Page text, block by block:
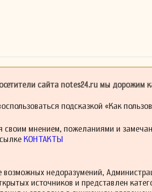
сайта notes24.ru мы дорожим
подсказкой «Как
своим мнением, пожеланиями и
КОНТАКТЫ
возможных недоразумений,
источников и представлен